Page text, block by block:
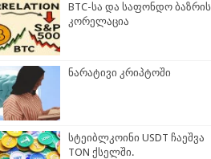
BTC-სა და საფონდო ბაზრის
კორელაცია
ნარატივი კრიპტოში
სტეიბლკოინი USDT ჩაეშვა
TON ქსელში.